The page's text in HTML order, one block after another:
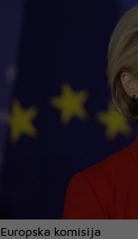
Europska komisija